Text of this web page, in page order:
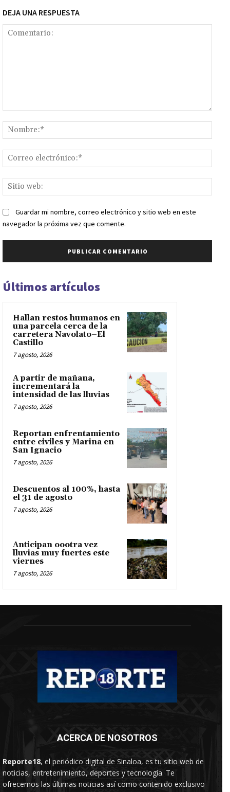
DEJA UNA RESPUESTA
web:
Guardar mi nombre, correo electrónico y sitio web en este
navegador la próxima vez que comente.
Últimos artículos
Hallan restos humanos en
una parcela cerca de la
carretera Navolato–El
Castillo
7 agosto, 2026
A partir de mañana,
incrementará la
intensidad de las lluvias
7 agosto, 2026
Reportan enfrentamiento
entre civiles y Marina en
San Ignacio
7 agosto, 2026
Descuentos al 100%, hasta
el 31 de agosto
7 agosto, 2026
Anticipan oootra vez
lluvias muy fuertes este
viernes
7 agosto, 2026
ACERCA DE NOSOTROS
Reporte18, el periódico digital de Sinaloa, es tu sitio web de
noticias, entretenimiento, deportes y tecnología. Te
ofrecemos las últimas noticias así como contenido exclusivo